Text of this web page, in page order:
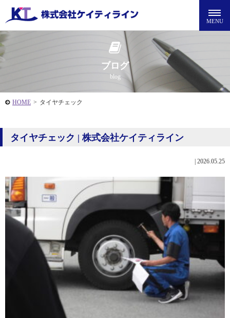
ブログ
blog
HOME > タイヤチェック
タイヤチェック | 株式会社ケイティライン
2026.05.25